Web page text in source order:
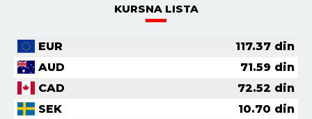
KURSNA LISTA
EUR 117.37 din
AUD
71.59 din
CAD
72.52 din
SEK
10.70 din